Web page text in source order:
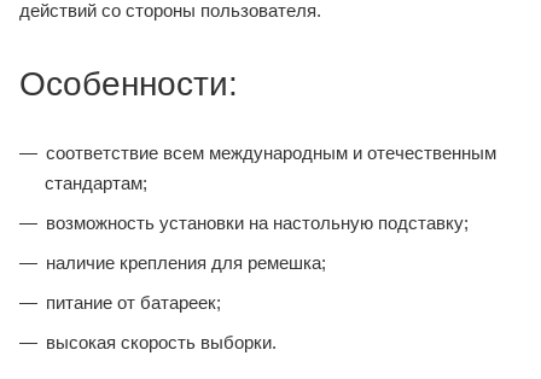
действий со стороны пользователя.
Особенности:
соответствие всем международным и отечественным
стандартам;
возможность установки на настольную подставку;
наличие крепления для ремешка;
питание от батареек;
высокая скорость выборки.